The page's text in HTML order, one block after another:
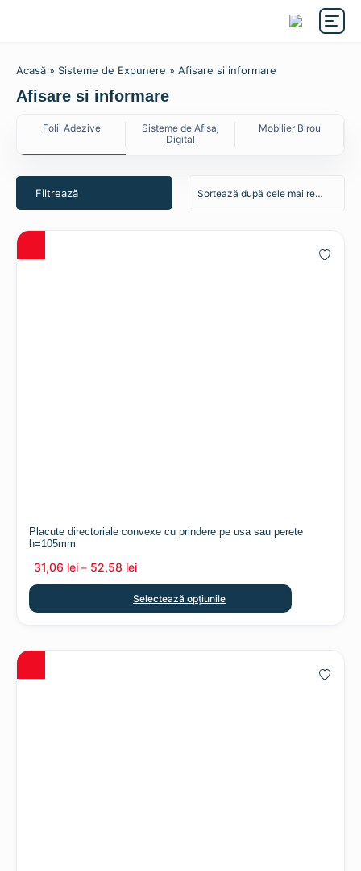
Acasă » Sisteme de Expunere » Afisare si informare
Afisare si informare
Folii Adezive
Sisteme de Afisaj
Digital
Mobilier Birou
Expunere
Termotransfer
Unelte & Accesorii
Benzi Dublu
Adezivi si Solutii
Filtrează
Placute directoriale convexe cu prindere pe usa sau perete
h=105mm
31,06 lei – 52,58 lei
Selectează opțiunile